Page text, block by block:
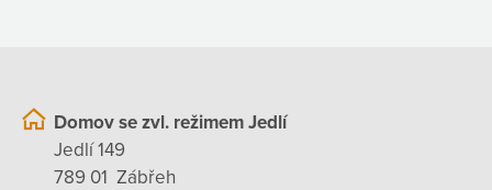
Domov se zvl. režimem Jedlí
Jedlí 149
789 01 Zábřeh